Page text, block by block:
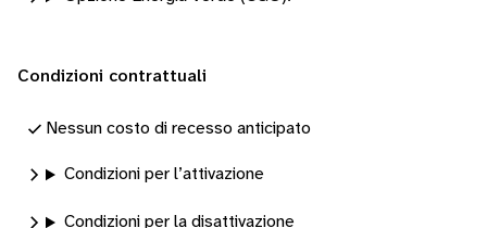
Condizioni contrattuali
Nessun costo di recesso anticipato
Condizioni per l’attivazione
Condizioni per la disattivazione